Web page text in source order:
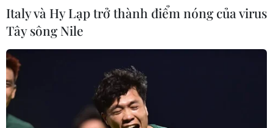
Italy và Hy Lạp trở thành điểm nóng của virus
Tây sông Nile